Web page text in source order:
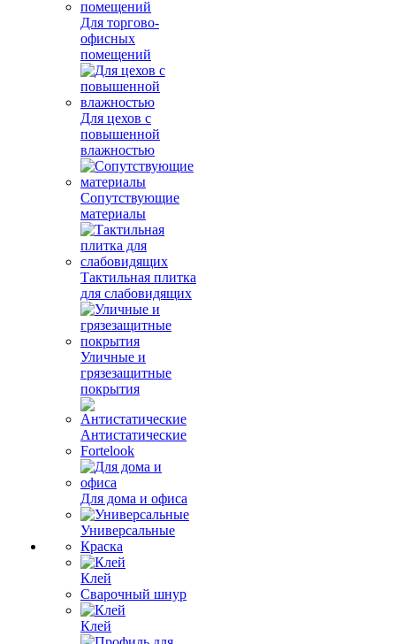
Для торгово-
офисных
помещений
Для цехов с
повышенной
влажностью
Сопутствующие
материалы
Тактильная плитка
для слабовидящих
Уличные и
грязезащитные
покрытия
Антистатические
Fortelook
Для дома и офиса
Универсальные
Краска
Клей
Сварочный шнур
Клей